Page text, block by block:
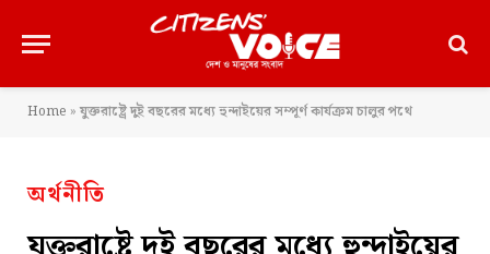
Home »যুক্তরাষ্ট্রে দুই বছরের মধ্যে হুন্দাইয়ের সম্পূর্ণ কার্যক্রম চালুর পথে
অর্থনীতি